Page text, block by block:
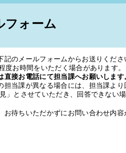
フォーム
のメールフォームからお送りくださ
お時間をいただく場合があります。
接お電話にて担当課へお願いします
当課が異なる場合には、担当課より
とさせていただき、回答できない場
お待ちいただかずにお問い合わせ内